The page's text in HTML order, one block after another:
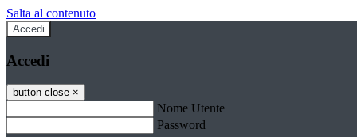
Salta al contenuto
Accedi
Accedi
button close ×
Nome Utente
Password